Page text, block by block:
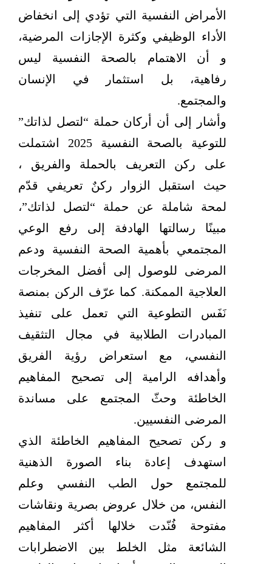
الأمراض النفسية التي تؤدي إلى انخفاض
الأداء الوظيفي وكثرة الإجازات المرضية،
و أن الاهتمام بالصحة النفسية ليس
رفاهية، بل استثمار في الإنسان
والمجتمع.
وأشار إلى أن أركان حملة “لتصل لذاتك”
للتوعية بالصحة النفسية 2025 اشتملت
على ركن التعريف بالحملة والفريق ،
حيث استقبل الزوار ركنٌ تعريفي قدّم
لمحة شاملة عن حملة “لتصل لذاتك”،
مبينًا رسالتها الهادفة إلى رفع الوعي
المجتمعي بأهمية الصحة النفسية ودعم
المرضى للوصول إلى أفضل المخرجات
العلاجية الممكنة. كما عرّف الركن بمنصة
نَفَس التطوعية التي تعمل على تنفيذ
المبادرات الطلابية في مجال التثقيف
النفسي، مع استعراض رؤية الفريق
وأهدافه الرامية إلى تصحيح المفاهيم
الخاطئة وحثّ المجتمع على مساندة
المرضى النفسيين.
و ركن تصحيح المفاهيم الخاطئة الذي
استهدف إعادة بناء الصورة الذهنية
للمجتمع حول الطب النفسي وعلم
النفس، من خلال عروض بصرية ونقاشات
مفتوحة فُنّدت خلالها أكثر المفاهيم
الشائعة مثل الخلط بين الاضطرابات